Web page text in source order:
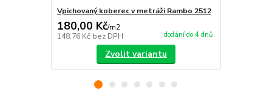
Vpichovaný koberec v metráži Rambo 2512
180,00 Kč/m2
148,76 Kč bez DPH dodání do 4 dnů
Zvolit variantu